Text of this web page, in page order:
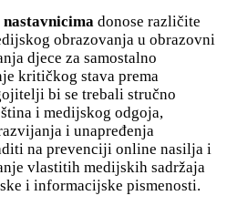
donose različite
obrazovanja u obrazovni
djece za samostalno
kritičkog stava prema
bi se trebali stručno
i medijskog odgoja,
i unapređenja
na prevenciji online nasilja i
vlastitih medijskih sadržaja
i informacijske pismenosti.